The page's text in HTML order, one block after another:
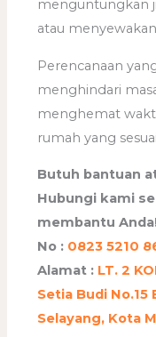
menguntungkan
atau
Perencanaan
menghindari
menghemat
rumah yang
Butuh bantuan
Hubungi kami
membantu
No : 0823 5210
Alamat : LT. 2
Setia Budi No.15
Selayang, Kota